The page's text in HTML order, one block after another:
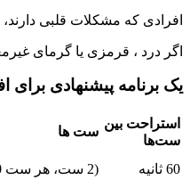
افرادی که مشکلات قلبی
اگر درد ، قرمزی یا گرمای
یک برنامه پیشنهادی
استراحت بین
ست‌ها
ست ها
60 ثانیه
(2 ست، هر ست 20 ثانیه)